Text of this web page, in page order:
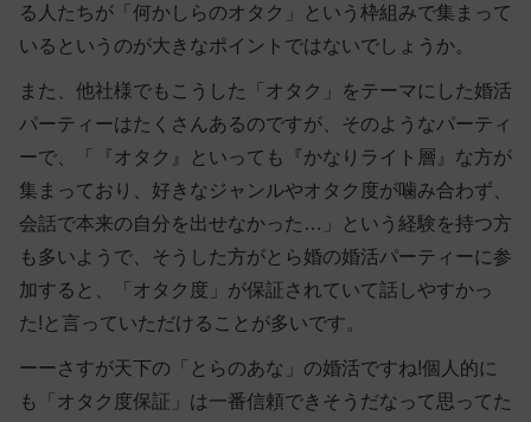
る人たちが「何かしらのオタク」という枠組みで集まって
いるというのが大きなポイント ではないでしょうか。
また、他社様でもこうした「オタク」をテーマにした婚活
パーティーはたくさんあるのですが、そのようなパーティ
ーで、「『オタク』といっても『かなりライト層』な方が
集まっており、好きなジャンルやオタク度が噛み合わず、
会話で本来の自分を出せなかった…」という経験を持つ方
も多いようで、そうした方がとら婚の婚活パーティーに参
加すると、
「オタク度」が保証されていて話しやすかっ
た! と言っていただけることが多いです。
ーーさすが天下の「とらのあな」の婚活ですね!個人的に
も「オタク度保証」は一番信頼できそうだなって思ってた